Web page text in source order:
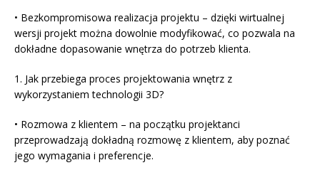
• Bezkompromisowa realizacja projektu – dzięki wirtualnej
wersji projekt można dowolnie modyfikować, co pozwala na
dokładne dopasowanie wnętrza do potrzeb klienta.
1. Jak przebiega proces projektowania wnętrz z
wykorzystaniem technologii 3D?
• Rozmowa z klientem – na początku projektanci
przeprowadzają dokładną rozmowę z klientem, aby poznać
jego wymagania i preferencje.